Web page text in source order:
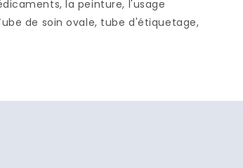
la peinture, l'usage
de soin ovale, tube d'étiquetage,